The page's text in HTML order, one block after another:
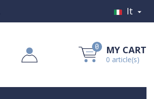
It 
0 MY CART
0 article(s)